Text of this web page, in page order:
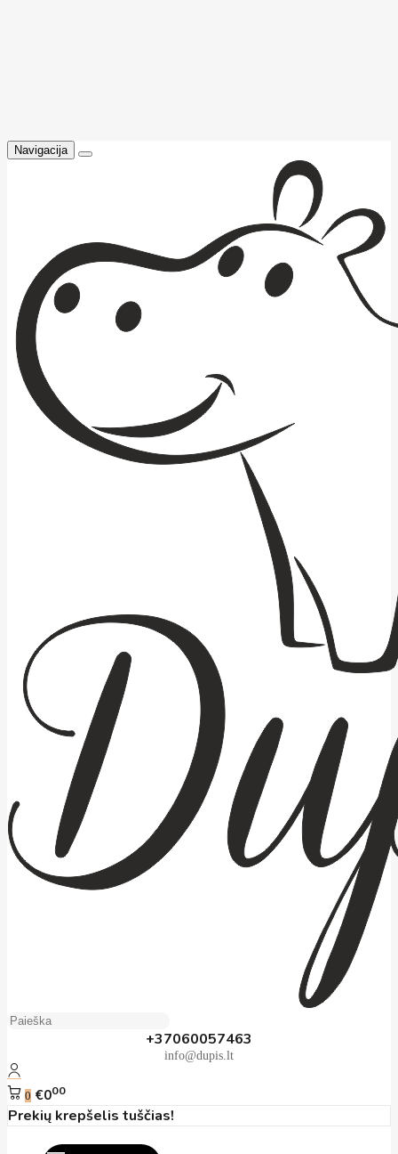
Navigacija
+37060057463
info@dupis.lt
0 €000
Prekių krepšelis tuščias!